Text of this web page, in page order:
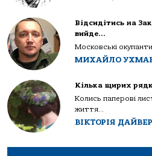
Відсидітись на
вийде…
Московські
МИХАЙЛО
Кілька щирих
Колись паперові
життя...
ВІКТОРІЯ ДАЙВЕР